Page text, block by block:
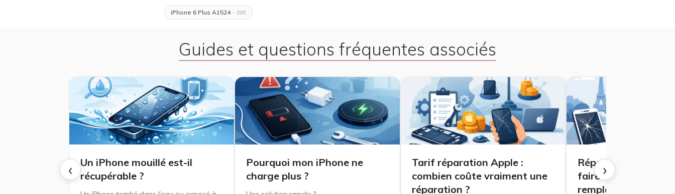
iPhone 6 Plus A1524- 39€
Guides et questions fréquentes associés
‹ ›
Un iPhone mouillé est-il
récupérable ?
Pourquoi mon iPhone ne
charge plus ?
Tarif réparation Apple :
combien coûte vraiment une
réparation ?
Réparation iPhone
faire réparer plutôt
remplacer ?